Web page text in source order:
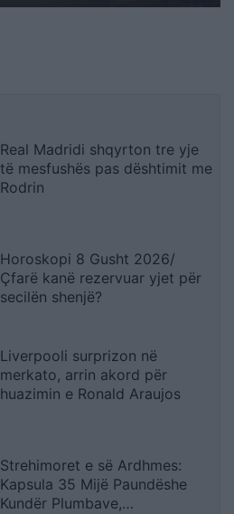
Real Madridi shqyrton tre yje
të mesfushës pas dështimit me
Rodrin
Horoskopi 8 Gusht 2026/
Çfarë kanë rezervuar yjet për
secilën shenjë?
Liverpooli surprizon në
merkato, arrin akord për
huazimin e Ronald Araujos
Strehimoret e së Ardhmes:
Kapsula 35 Mijë Paundëshe
Kundër Plumbave,